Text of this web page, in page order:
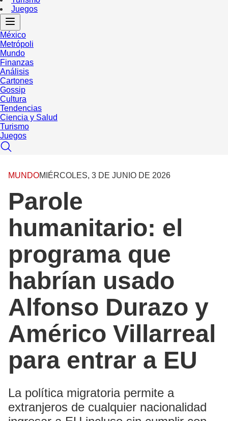
Juegos
México
Metrópoli
Mundo
Finanzas
Análisis
Cartones
Gossip
Cultura
Tendencias
Ciencia y Salud
Turismo
Juegos
MUNDOMIÉRCOLES, 3 DE JUNIO DE 2026
Parole
humanitario: el
programa que
habrían usado
Alfonso Durazo y
Américo Villarreal
para entrar a EU
La política migratoria permite a
extranjeros de cualquier nacionalidad